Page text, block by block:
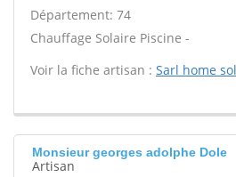
Département: 74
Chauffage Solaire Piscine -
Voir la fiche artisan : Sarl home
Monsieur georges adolphe Dole
Artisan